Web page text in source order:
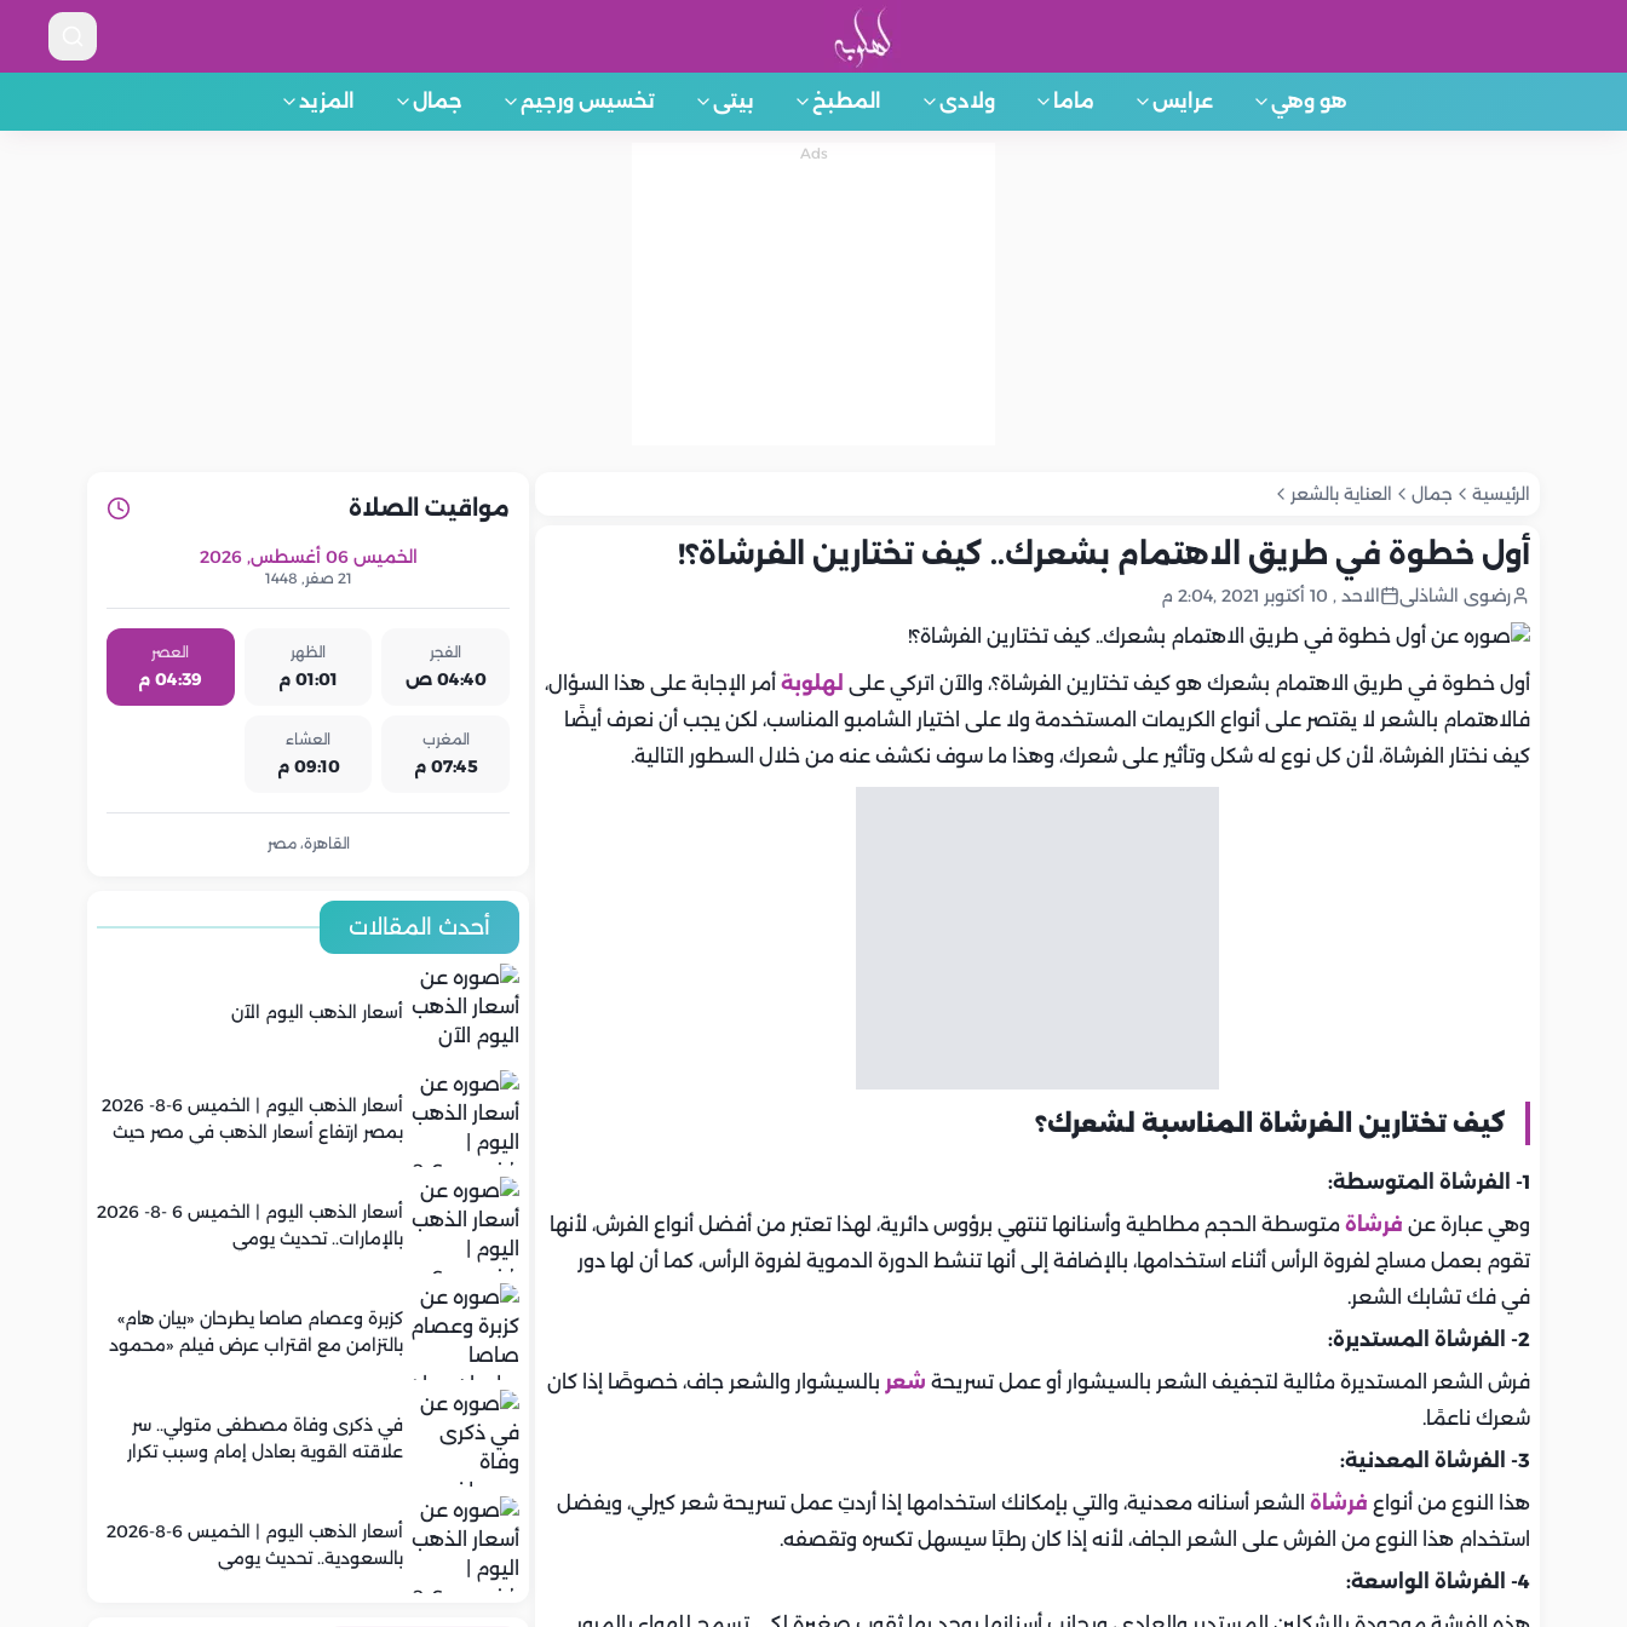
هو وهي عرايس ماما ولادى المطبخ بيتى تخسيس ورجيم جمال المزيد
الرئيسية جمال العناية بالشعر
أول خطوة في طريق الاهتمام بشعرك.. كيف تختارين الفرشاة؟!
رضوى الشاذلى الاحد , 10 أكتوبر 2021 ,2:04 م
أول خطوة في طريق الاهتمام بشعرك هو كيف تختارين الفرشاة؟، والآن اتركي على لهلوبة أمر الإجابة على هذا السؤال،
فالاهتمام بالشعر لا يقتصر على أنواع الكريمات المستخدمة ولا على اختيار الشامبو المناسب، لكن يجب أن نعرف أيضًا
كيف نختار الفرشاة، لأن كل نوع له شكل وتأثير على شعرك، وهذا ما سوف نكشف عنه من خلال السطور التالية.
كيف تختارين الفرشاة المناسبة لشعرك؟
1- الفرشاة المتوسطة:
وهي عبارة عن فرشاة متوسطة الحجم مطاطية وأسنانها تنتهي برؤوس دائرية، لهذا تعتبر من أفضل أنواع الفرش، لأنها
تقوم بعمل مساج لفروة الرأس أثناء استخدامها، بالإضافة إلى أنها تنشط الدورة الدموية لفروة الرأس، كما أن لها دور
في فك تشابك الشعر.
2- الفرشاة المستديرة:
فرش الشعر المستديرة مثالية لتجفيف الشعر بالسيشوار أو عمل تسريحة شعر بالسيشوار والشعر جاف، خصوصًا إذا كان
شعرك ناعمًا.
3- الفرشاة المعدنية:
هذا النوع من أنواع فرشاة الشعر أسنانه معدنية، والتي بإمكانك استخدامها إذا أردتِ عمل تسريحة شعر كيرلي، ويفضل
استخدام هذا النوع من الفرش على الشعر الجاف، لأنه إذا كان رطبًا سيسهل تكسره وتقصفه.
4- الفرشاة الواسعة:
مواقيت الصلاة
الخميس 06 أغسطس, 2026
21 صفر, 1448
الفجر
04:40 ص
الظهر
01:01 م
العصر
04:39 م
المغرب
07:45 م
العشاء
09:10 م
القاهرة، مصر
أحدث المقالات
أسعار الذهب اليوم الآن
أسعار الذهب اليوم | الخميس 6-8- 2026
بمصر ارتفاع أسعار الذهب في مصر حيث
أسعار الذهب اليوم | الخميس 6 -8- 2026
بالإمارات.. تحديث يومي
كزبرة وعصام صاصا يطرحان «بيان هام»
بالتزامن مع اقتراب عرض فيلم «محمود
في ذكرى وفاة مصطفى متولي.. سر
علاقته القوية بعادل إمام وسبب تكرار
أسعار الذهب اليوم | الخميس 6-8-2026
بالسعودية.. تحديث يومي